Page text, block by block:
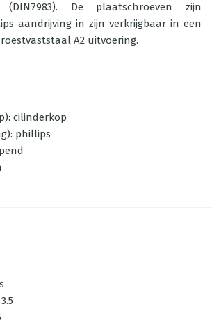
(DIN7983). De plaatschroeven zijn
aandrijving in zijn verkrijgbaar in een
A2 uitvoering.
cilinderkop
phillips
3.5